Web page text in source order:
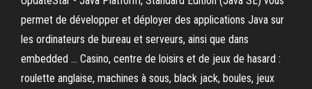
permet de développer et déployer des applications Java sur
les ordinateurs de bureau et serveurs, ainsi que dans
embedded … Casino, centre de loisirs et de jeux de hasard :
roulette anglaise, machines à sous, black jack, boules, jeux